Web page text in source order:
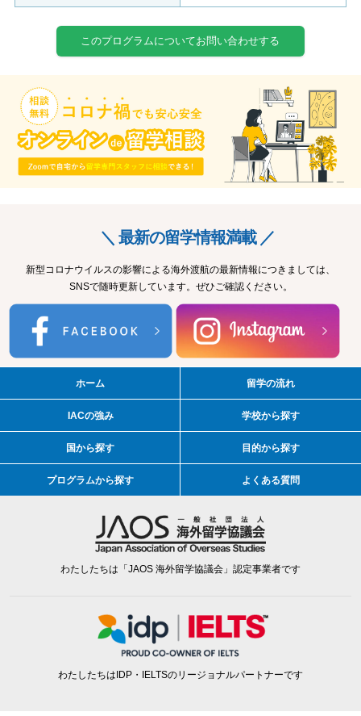
このプログラムについてお問い合わせする
＼ 最新の留学情報満載 ／
新型コロナウイルスの影響による海外渡航の最新情報につきましては、
SNSで随時更新しています。ぜひご確認ください。
ホーム 留学の流れ
IACの強み 学校から探す
国から探す 目的から探す
プログラムから探す よくある質問
わたしたちは「JAOS 海外留学協議会」認定事業者です
わたしたちはIDP・IELTSのリージョナルパートナーです